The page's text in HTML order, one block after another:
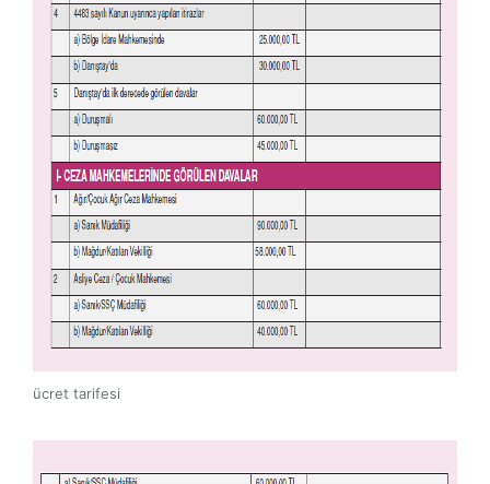
ücret tarifesi